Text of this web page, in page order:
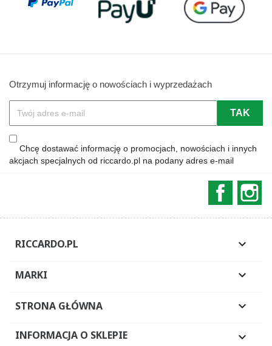
Otrzymuj informację o nowościach i wyprzedażach
Chcę dostawać informację o promocjach, nowościach i innych
akcjach specjalnych od riccardo.pl na podany adres e-mail
RICCARDO.PL 
MARKI 
STRONA GŁÓWNA 
INFORMACJA O SKLEPIE 